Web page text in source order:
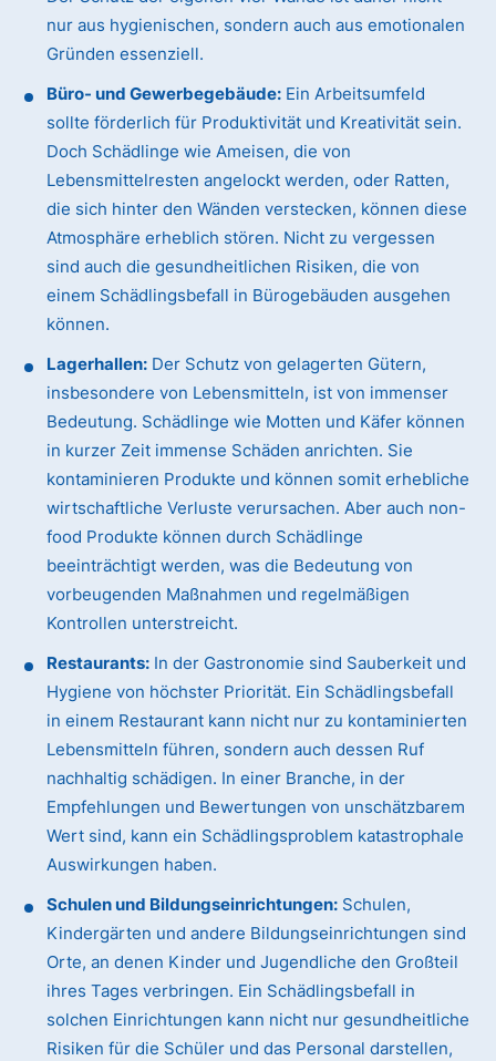
nur aus hygienischen, sondern auch aus emotionalen
Gründen essenziell.
Büro- und Gewerbegebäude: Ein Arbeitsumfeld
sollte förderlich für Produktivität und Kreativität sein.
Doch Schädlinge wie Ameisen, die von
Lebensmittelresten angelockt werden, oder Ratten,
die sich hinter den Wänden verstecken, können diese
Atmosphäre erheblich stören. Nicht zu vergessen
sind auch die gesundheitlichen Risiken, die von
einem Schädlingsbefall in Bürogebäuden ausgehen
können.
Lagerhallen: Der Schutz von gelagerten Gütern,
insbesondere von Lebensmitteln, ist von immenser
Bedeutung. Schädlinge wie Motten und Käfer können
in kurzer Zeit immense Schäden anrichten. Sie
kontaminieren Produkte und können somit erhebliche
wirtschaftliche Verluste verursachen. Aber auch non-
food Produkte können durch Schädlinge
beeinträchtigt werden, was die Bedeutung von
vorbeugenden Maßnahmen und regelmäßigen
Kontrollen unterstreicht.
Restaurants: In der Gastronomie sind Sauberkeit und
Hygiene von höchster Priorität. Ein Schädlingsbefall
in einem Restaurant kann nicht nur zu kontaminierten
Lebensmitteln führen, sondern auch dessen Ruf
nachhaltig schädigen. In einer Branche, in der
Empfehlungen und Bewertungen von unschätzbarem
Wert sind, kann ein Schädlingsproblem katastrophale
Auswirkungen haben.
Schulen und Bildungseinrichtungen: Schulen,
Kindergärten und andere Bildungseinrichtungen sind
Orte, an denen Kinder und Jugendliche den Großteil
ihres Tages verbringen. Ein Schädlingsbefall in
solchen Einrichtungen kann nicht nur gesundheitliche
Risiken für die Schüler und das Personal darstellen,